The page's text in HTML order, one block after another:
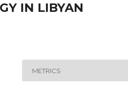
IN LIBYAN
METRICS